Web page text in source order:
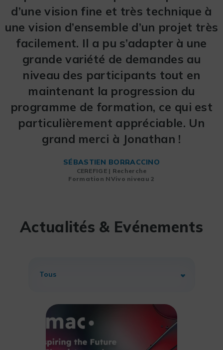
d’une vision fine et très technique à
une vision d’ensemble d’un projet très
facilement. Il a pu s’adapter à une
grande variété de demandes au
niveau des participants tout en
maintenant la progression du
programme de formation, ce qui est
particulièrement appréciable. Un
grand merci à Jonathan !
SÉBASTIEN BORRACCINO
CEREFIGE | Recherche
Formation NVivo niveau 2
était très claire. Je recommande cette
formation.
Actualités & Evénements